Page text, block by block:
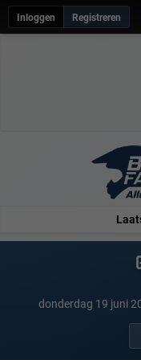
Inloggen Registreren
donderdag 19 juni